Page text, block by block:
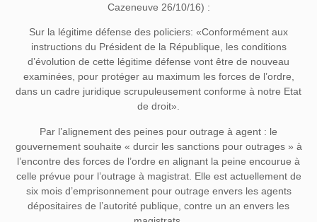
Cazeneuve 26/10/16) :
Sur la légitime défense des policiers: «Conformément aux
instructions du Président de la République, les conditions
d’évolution de cette légitime défense vont être de nouveau
examinées, pour protéger au maximum les forces de l’ordre,
dans un cadre juridique scrupuleusement conforme à notre Etat
de droit».
Par l’alignement des peines pour outrage à agent : le
gouvernement souhaite « durcir les sanctions pour outrages » à
l’encontre des forces de l’ordre en alignant la peine encourue à
celle prévue pour l’outrage à magistrat. Elle est actuellement de
six mois d’emprisonnement pour outrage envers les agents
dépositaires de l’autorité publique, contre un an envers les